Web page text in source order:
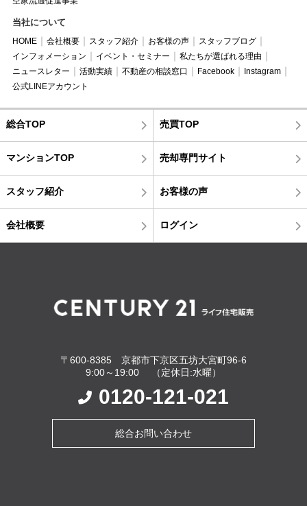
当社について
HOME 会社概要 スタッフ紹介 お客様の声
スタッフブログ
インフォメーション
イベント・セミナー
私たちが選ばれる理由
ニュースレター
活動実績 不動産の相談窓口 Facebook
Instagram
公式LINEアカウント
総合TOP 売買TOP
マンションTOP 売却専門サイト
スタッフ紹介 お客様の声
会社概要 ログイン
〒600-8385 京都市下京区五坊大宮町96-6
9:00～19:00 （定休日:水曜）
0120-121-021
総合お問い合わせ